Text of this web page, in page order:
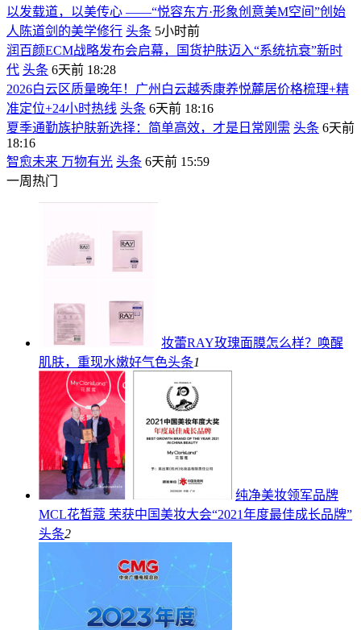
以发载道，以美传心 ——“悦容东方·形象创意美M空间”创始
人陈道剑的美学修行 头条 5小时前
润百颜ECM战略发布会启幕，国货护肤迈入“系统抗衰”新时
代 头条 6天前 18:28
2026白云区质量晚年！广州白云越秀康养悦麓居价格梳理+精
准定位+24小时热线 头条 6天前 18:16
夏季通勤族护肤新选择：简单高效，才是日常刚需 头条 6天前
18:16
智愈未来 万物有光 头条 6天前 15:59
一周热门
妆蕾RAY玫瑰面膜怎么样？唤醒
肌肤，重现水嫩好气色头条1
纯净美妆领军品牌
MCL花皙蔻 荣获中国美妆大会“2021年度最佳成长品牌”
头条2